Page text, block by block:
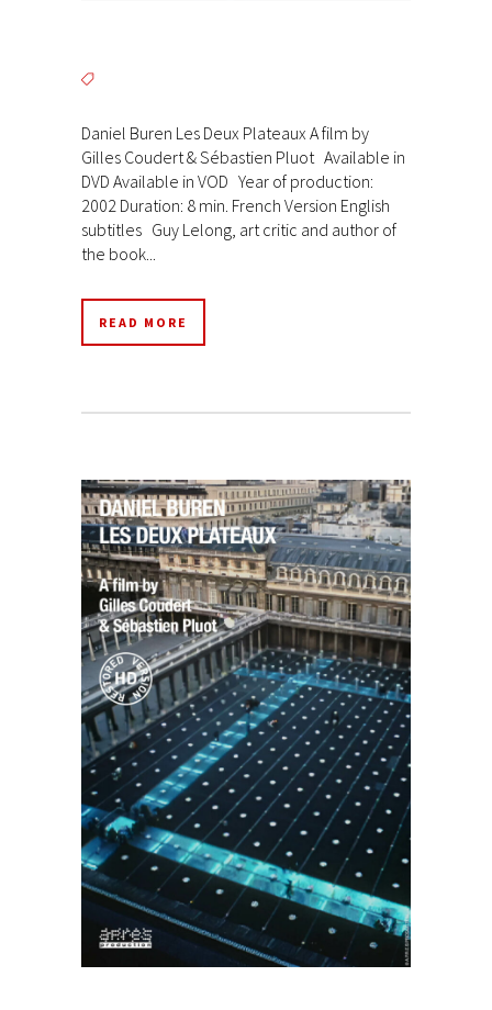
Daniel Buren Les Deux Plateaux A film by
Gilles Coudert & Sébastien Pluot Available in
DVD Available in VOD Year of production:
2002 Duration: 8 min. French Version English
subtitles Guy Lelong, art critic and author of
the book...
READ MORE